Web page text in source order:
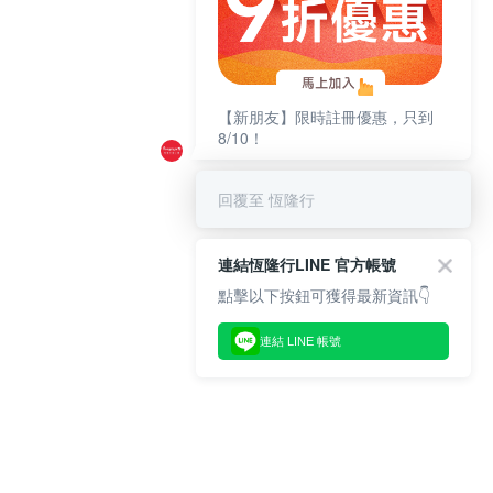
【新朋友】限時註冊優惠，只到
8/10！
回覆至 恆隆行
連結恆隆行LINE 官方帳號
點擊以下按鈕可獲得最新資訊👇
連結 LINE 帳號